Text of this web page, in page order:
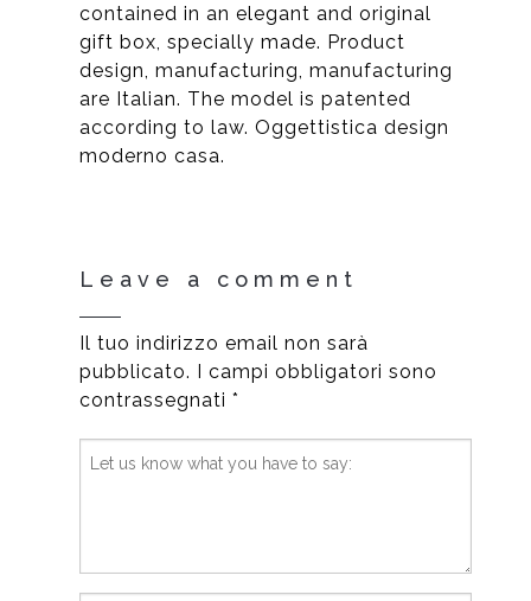
contained in an elegant and original
gift box, specially made. Product
design, manufacturing, manufacturing
are Italian. The model is patented
according to law. Oggettistica design
moderno casa.
Leave a comment
Il tuo indirizzo email non sarà
pubblicato. I campi obbligatori sono
contrassegnati*